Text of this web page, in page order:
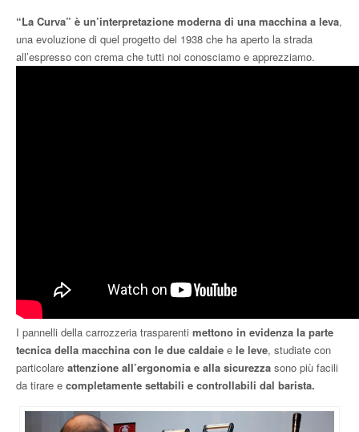
“La Curva” è un’interpretazione moderna di una macchina a leva,
una evoluzione di quel progetto del 1938 che ha aperto la strada
all’espresso con crema che tutti noi conosciamo e apprezziamo.
I pannelli della carrozzeria trasparenti mettono in evidenza la parte
tecnica della macchina con le due caldaie e le leve, studiate con
particolare attenzione all’ergonomia e alla sicurezza sono più facili
da tirare e completamente settabili e controllabili dal barista.